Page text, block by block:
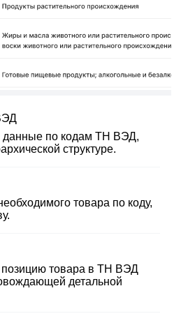
данные по кодам ТН ВЭД,
структуре.
товара по коду,
товара в ТН ВЭД
детальной